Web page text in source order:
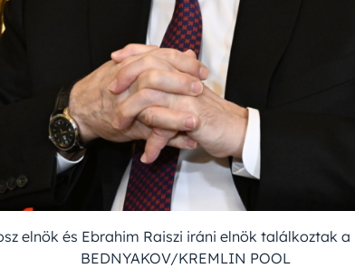
elnök és Ebrahim Raiszi iráni elnök találkoztak a
BEDNYAKOV/KREMLIN POOL